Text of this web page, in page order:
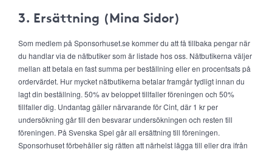
3. Ersättning (Mina Sidor)
Som medlem på Sponsorhuset.se kommer du att få tillbaka pengar när
du handlar via de nätbutiker som är listade hos oss. Nätbutikerna väljer
mellan att betala en fast summa per beställning eller en procentsats på
ordervärdet. Hur mycket nätbutikerna betalar framgår tydligt innan du
lagt din beställning. 50% av beloppet tillfaller föreningen och 50%
tillfaller dig. Undantag gäller närvarande för Cint, där 1 kr per
undersökning går till den besvarar undersökningen och resten till
föreningen. På Svenska Spel går all ersättning till föreningen.
Sponsorhuset förbehåller sig rätten att närhelst lägga till eller dra ifrån